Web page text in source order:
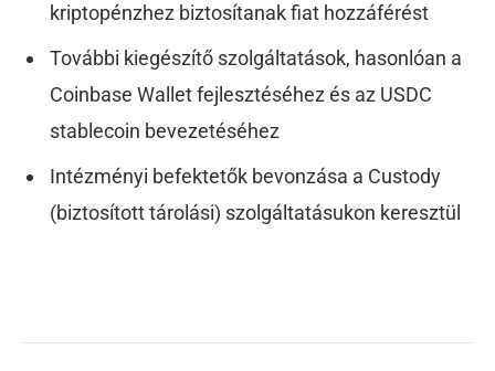
kriptopénzhez biztosítanak fiat hozzáférést
További kiegészítő szolgáltatások, hasonlóan a
Coinbase Wallet fejlesztéséhez és az USDC
stablecoin bevezetéséhez
Intézményi befektetők bevonzása a Custody
(biztosított tárolási) szolgáltatásukon keresztül